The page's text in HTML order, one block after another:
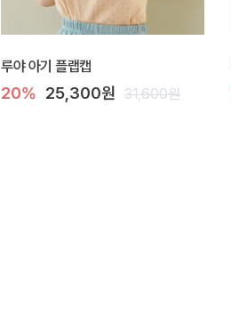
루야 아기 플랩캡
20% 25,300원 31,600원